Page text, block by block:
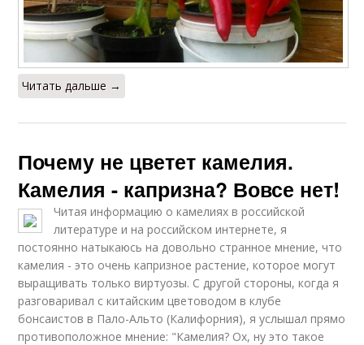
Читать дальше →
Почему не цветет камелия.
Камелия - капризна? Вовсе нет!
Читая информацию о камелиях в российской
литературе и на российском интернете, я
постоянно натыкаюсь на довольно странное мнение, что
камелия - это очень капризное растение, которое могут
выращивать только виртуозы. С другой стороны, когда я
разговаривал с китайским цветоводом в клубе
бонсаистов в Пало-Альто (Калифорния), я услышал прямо
противоположное мнение: "Камелия? Ох, ну это такое